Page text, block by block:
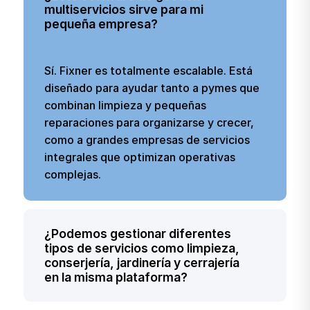
organizar mejor nuestro trabajo
diario y tener un mayor control
sobre la gestión de la empresa.
personal está muy bien
enfocado y tiene un gran
potencial.
multiservicios sirve para mi
pequeña empresa?
Sí. Fixner es totalmente escalable. Está
diseñado para ayudar tanto a pymes que
combinan limpieza y pequeñas
reparaciones para organizarse y crecer,
como a grandes empresas de servicios
integrales que optimizan operativas
complejas.
¿Podemos gestionar diferentes
tipos de servicios como limpieza,
conserjería, jardinería y cerrajería
en la misma plataforma?